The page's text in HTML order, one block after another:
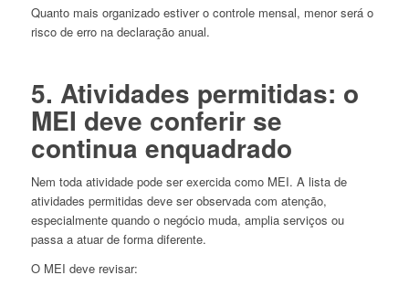
Quanto mais organizado estiver o controle mensal, menor será o
risco de erro na declaração anual.
5. Atividades permitidas: o
MEI deve conferir se
continua enquadrado
Nem toda atividade pode ser exercida como MEI. A lista de
atividades permitidas deve ser observada com atenção,
especialmente quando o negócio muda, amplia serviços ou
passa a atuar de forma diferente.
O MEI deve revisar: